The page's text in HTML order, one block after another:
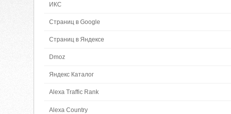
ИКС
Страниц в Google
Страниц в Яндексе
Dmoz
Яндекс Каталог
Alexa Traffic Rank
Alexa Country